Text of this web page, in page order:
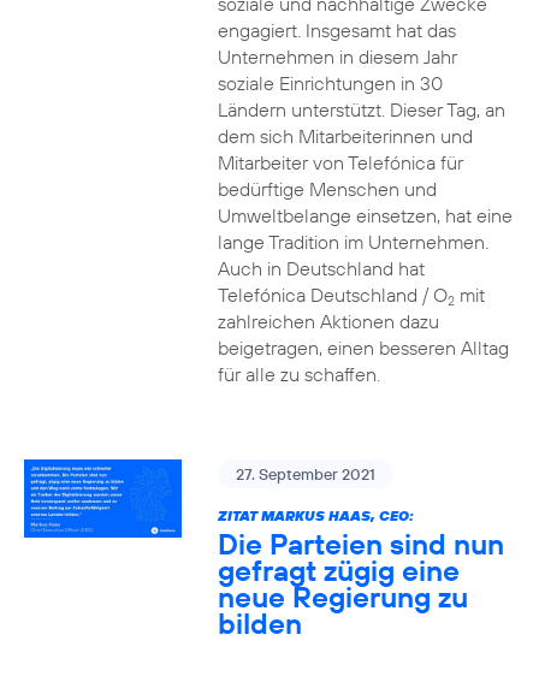
engagiert. Insgesamt hat das
Unternehmen in diesem Jahr
soziale Einrichtungen in 30
Ländern unterstützt. Dieser Tag, an
dem sich Mitarbeiterinnen und
Mitarbeiter von Telefónica für
bedürftige Menschen und
Umweltbelange einsetzen, hat eine
lange Tradition im Unternehmen.
Auch in Deutschland hat
Telefónica Deutschland / O2mit
zahlreichen Aktionen dazu
beigetragen, einen besseren Alltag
für alle zu schaffen.
27. September 2021
ZITAT MARKUS HAAS, CEO:
Die Parteien sind nun
gefragt zügig eine
neue Regierung zu
bilden